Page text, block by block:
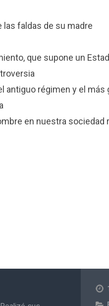
las faldas de su madre
que supone un
antiguo régimen y el más
en nuestra sociedad